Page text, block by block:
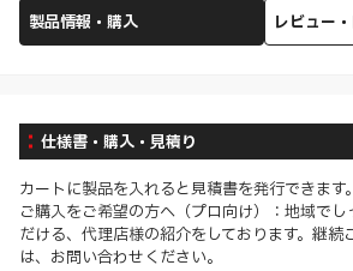
製品情報・購入 レビュー
仕様書・購入・見積り
カートに製品を入れると見積書を発行できます。
ご購入をご希望の方へ（プロ向け）：地域で
だける、代理店様の紹介をしております。継続
は、お問い合わせください。